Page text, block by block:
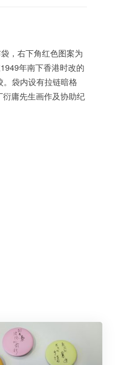
，右下角红色图案为
年南下香港时改的
袋内设有拉链暗格
庸先生画作及协助纪